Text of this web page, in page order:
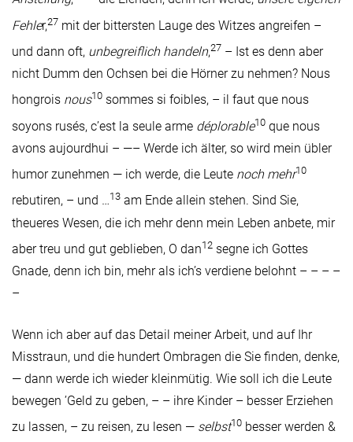
Fehler,27 mit der bittersten Lauge des Witzes angreifen –
und dann oft, unbegreiflich handeln,27 – Ist es denn aber
nicht Dumm den Ochsen bei die Hörner zu nehmen? Nous
hongrois nous10 sommes si foibles, – il faut que nous
soyons rusés, c’est la seule arme déplorable10 que nous
avons aujourdhui – —– Werde ich älter, so wird mein übler
humor zunehmen — ich werde, die Leute noch mehr10
rebutiren, – und …13 am Ende allein stehen. Sind Sie,
theueres Wesen, die ich mehr denn mein Leben anbete, mir
aber treu und gut geblieben, O dan12 segne ich Gottes
Gnade, denn ich bin, mehr als ich’s verdiene belohnt – – – –
–
Wenn ich aber auf das Detail meiner Arbeit, und auf Ihr
Misstraun, und die hundert Ombragen die Sie finden, denke,
— dann werde ich wieder kleinmütig. Wie soll ich die Leute
bewegen ’Geld zu geben, – – ihre Kinder – besser Erziehen
zu lassen, – zu reisen, zu lesen — selbst10 besser werden &